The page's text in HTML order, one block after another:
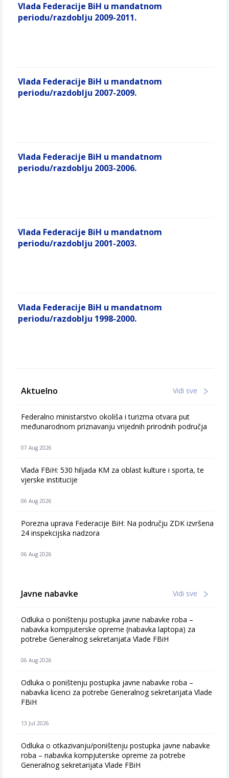
Vlada Federacije BiH u mandatnom
periodu/razdoblju 2009-2011.
Vlada Federacije BiH u mandatnom
periodu/razdoblju 2007-2009.
Vlada Federacije BiH u mandatnom
periodu/razdoblju 2003-2006.
Vlada Federacije BiH u mandatnom
periodu/razdoblju 2001-2003.
Vlada Federacije BiH u mandatnom
periodu/razdoblju 1998-2000.
Aktuelno Vidi sve
Federalno ministarstvo okoliša i turizma otvara put
međunarodnom priznavanju vrijednih prirodnih područja
07 Aug 2026
Vlada FBiH: 530 hiljada KM za oblast kulture i sporta, te
vjerske institucije
06 Aug 2026
Porezna uprava Federacije BiH: Na području ZDK izvršena
24 inspekcijska nadzora
06 Aug 2026
Javne nabavke Vidi sve
Odluka o poništenju postupka javne nabavke roba –
nabavka kompjuterske opreme (nabavka laptopa) za
potrebe Generalnog sekretarijata Vlade FBiH
06 Aug 2026
Odluka o poništenju postupka javne nabavke roba –
nabavka licenci za potrebe Generalnog sekretarijata Vlade
FBiH
13 Jul 2026
Odluka o otkazivanju/poništenju postupka javne nabavke
roba – nabavka kompjuterske opreme za potrebe
Generalnog sekretarijata Vlade FBiH